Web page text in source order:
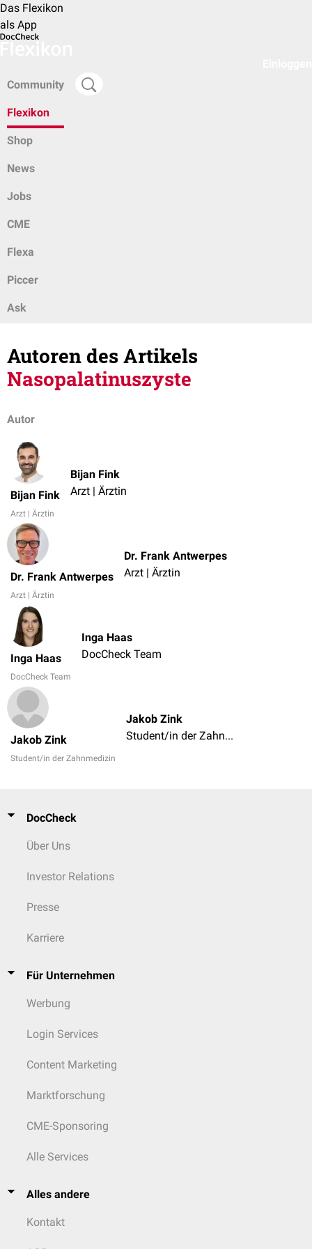
Das Flexikon
als App
Community
Flexikon
Shop
News
Jobs
CME
Flexa
Piccer
Ask
Autoren des Artikels
Nasopalatinuszyste
Autor
Bijan Fink
Arzt | Ärztin
Bijan Fink
Arzt | Ärztin
Dr. Frank Antwerpes
Arzt | Ärztin
Dr. Frank Antwerpes
Arzt | Ärztin
Inga Haas
DocCheck Team
Inga Haas
DocCheck Team
Jakob Zink
Student/in der Zahnmedizin
Jakob Zink
Student/in der Zahnmedizin
DocCheck
Über Uns
Investor Relations
Presse
Karriere
Für Unternehmen
Werbung
Login Services
Content Marketing
Marktforschung
CME-Sponsoring
Alle Services
Alles andere
Kontakt